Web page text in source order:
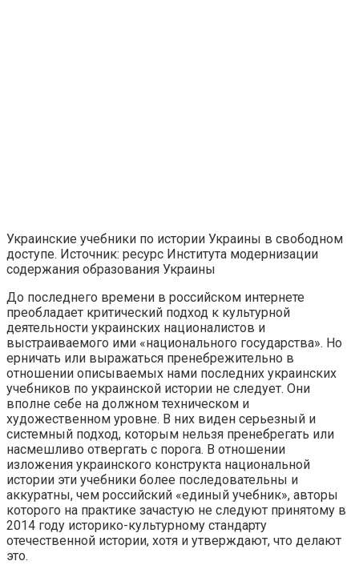
Украинские учебники по истории Украины в свободном
доступе. Источник: ресурс Института модернизации
содержания образования Украины
До последнего времени в российском интернете
преобладает критический подход к культурной
деятельности украинских националистов и
выстраиваемого ими «национального государства». Но
ерничать или выражаться пренебрежительно в
отношении описываемых нами последних украинских
учебников по украинской истории не следует. Они
вполне себе на должном техническом и
художественном уровне. В них виден серьезный и
системный подход, которым нельзя пренебрегать или
насмешливо отвергать с порога. В отношении
изложения украинского конструкта национальной
истории эти учебники более последовательны и
аккуратны, чем российский «единый учебник», авторы
которого на практике зачастую не следуют принятому в
2014 году историко-культурному стандарту
отечественной истории, хотя и утверждают, что делают
это.